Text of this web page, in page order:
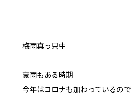
梅雨真っ只中
豪雨もある時期
今年はコロナも加わっているので